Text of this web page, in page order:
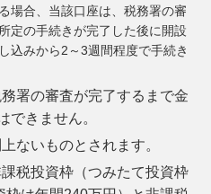
場合、当該口座は、税務署の審
定の手続きが完了した後に開設
込みから2～3週間程度で手続き
署の審査が完了するまで金
できません。
ないものとされます。
税投資枠（つみたて投資枠